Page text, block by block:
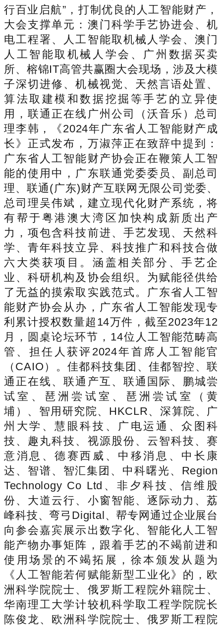
行百业启航”，打制优良的人工智能财产，
大会支撑单元：澳门科学手艺协进会、机
电工程署、人工智能取机械人学会、澳门
人工智能取机械人学会、广州数据买卖
所、榕锦IT高管共赢圈大会现场，涉及大模
子深切进修、机械视觉、天然言语处置、
算法取建模和数据挖掘等手艺的立异使
用，联通正在线广州公司（沃音乐）总司
理李韩，《2024年广东省人工智能财产成
长》正式发布，万淑萍正在致辞中提到：
广东省人工智能财产协会正在鞭策人工智
能的使用中，广东联通党委委员、副总司
理、联通(广东)财产互联网无限公司党委、
总司理吴伟斌，建立现代化财产系统，将
有帮于粤港澳大湾区加快构成新质出产
力，项包含科技前进、手艺发现、天然科
学、青年科技立异、科技推广和科技合做
六大类获项目。涵盖相关部分、手艺企
业、科研机构及协会组织。为赋能径供给
了无益的摸索取实践范式。广东省人工智
能财产协会从办，广东省人工智能发现专
利累计授权数量超14万件，截至2023年12
月，圆桌论坛环节，14位人工智能范畴高
管、担任人获评2024年首席人工智能官
（CAIO）。佳都科技集团、佳都智控、联
通正在线、联通产互、联通国际、鹏城尝
试室、琶洲尝试室、琶洲尝试室（黄
埔）、智用研究院、HKCLR、深算院、广
州大学、慧眼科技、广电运通、众图科
技、趣丸科技、视源股份、云智科技、赛
意消息、德赛西威、中移消息、中长康
达、智谱、智汇集团、中科曙光、Region
Technology Co Ltd、非夕科技、信维股
份、大道云行、小窗智能、逐际动力、荔
峰科技、弯弓Digital、帮专网通过企业展台
向参会嘉宾展示出数字化、智能化人工智
能产物办事矩阵，跟着手艺的不竭前进和
使用场景的不竭拓展，徐本颁发从题为
《人工智能若何赋能新型工业化》的，欧
洲科学院院士、俄罗斯工程院外籍院士、
华南理工大学计较机科学取工程学院院长
陈俊龙、欧洲科学院院士、俄罗斯工程院